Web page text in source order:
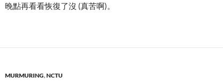
晚點再看看恢復了沒 (真苦啊)。
MURMURING,NCTU